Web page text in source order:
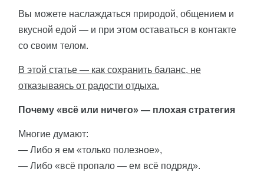
Вы можете наслаждаться природой, общением и
вкусной едой — и при этом оставаться в контакте
со своим телом.
В этой статье — как сохранить баланс, не
отказываясь от радости отдыха.
Почему «всё или ничего» — плохая стратегия
Многие думают:
— Либо я ем «только полезное»,
— Либо «всё пропало — ем всё подряд».